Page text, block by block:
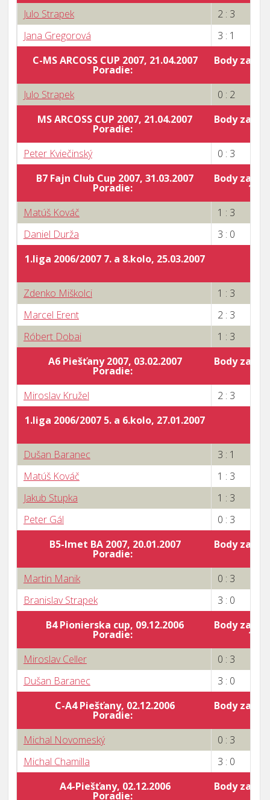
Julo Strapek
2 : 3
Jana Gregorová
3 : 1
C-MS ARCOSS CUP 2007, 21.04.2007
Poradie:
Body za
Julo Strapek
0 : 2
MS ARCOSS CUP 2007, 21.04.2007
Poradie:
Body za
Peter Kviečinský
0 : 3
B7 Fajn Club Cup 2007, 31.03.2007
Poradie:
Body za
10
Matúš Kováč
1 : 3
Daniel Durža
3 : 0
1.liga 2006/2007 7. a 8.kolo, 25.03.2007
Zdenko Miškolci
1 : 3
Marcel Erent
2 : 3
Róbert Dobai
1 : 3
A6 Piešťany 2007, 03.02.2007
Poradie:
Body za
Miroslav Kružel
2 : 3
1.liga 2006/2007 5. a 6.kolo, 27.01.2007
Dušan Baranec
3 : 1
Matúš Kováč
1 : 3
Jakub Stupka
1 : 3
Peter Gál
0 : 3
B5-Imet BA 2007, 20.01.2007
Poradie:
Body za
Martin Manik
0 : 3
Branislav Strapek
3 : 0
B4 Pionierska cup, 09.12.2006
Poradie:
Body za
10
Miroslav Celler
0 : 3
Dušan Baranec
3 : 0
C-A4 Piešťany, 02.12.2006
Poradie:
Body za
Michal Novomeský
0 : 3
Michal Chamilla
3 : 0
A4-Piešťany, 02.12.2006
Poradie:
Body za